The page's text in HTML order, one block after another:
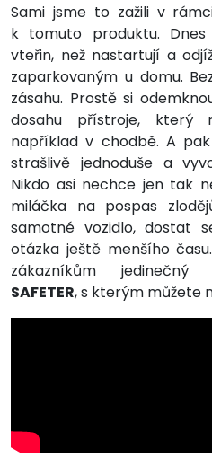
Sami jsme to zažili v
k tomuto produktu.
vteřin, než nastartují a
zaparkovaným u domu.
zásahu. Prostě si
dosahu přístroje, který
například v chodbě. A
strašlivě jednoduše a
Nikdo asi nechce jen tak
miláčka na pospas
samotné vozidlo, dostat
otázka ještě menšího
zákazníkům
SAFETER, s kterým můžete